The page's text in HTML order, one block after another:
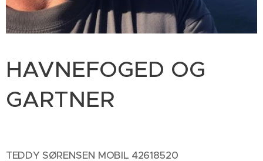
HAVNEFOGED OG
GARTNER
TEDDY SØRENSEN MOBIL 42618520